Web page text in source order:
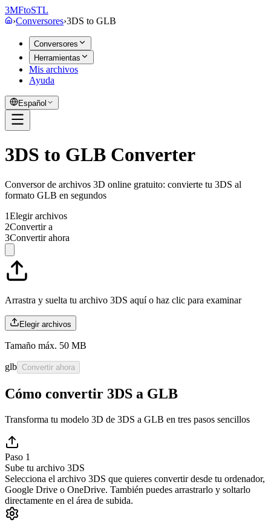
3MFtoSTL
›Conversores›3DS to GLB
Conversores
Herramientas
Mis archivos
Ayuda
Español
3DS to GLB Converter
Conversor de archivos 3D online gratuito: convierte tu 3DS al
formato GLB en segundos
1Elegir archivos
2Convertir a
3Convertir ahora
Arrastra y suelta tu archivo 3DS aquí o haz clic para examinar
Elegir archivos
Tamaño máx. 50 MB
glb Convertir ahora
Cómo convertir 3DS a GLB
Transforma tu modelo 3D de 3DS a GLB en tres pasos sencillos
Paso 1
Sube tu archivo 3DS
Selecciona el archivo 3DS que quieres convertir desde tu ordenador,
Google Drive o OneDrive. También puedes arrastrarlo y soltarlo
directamente en el área de subida.